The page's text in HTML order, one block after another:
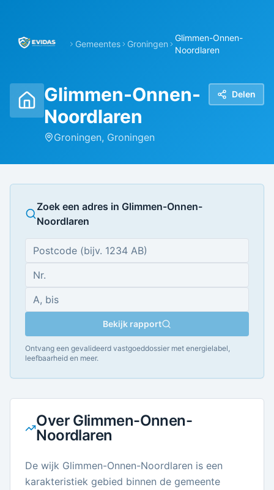
Gemeentes Groningen
Glimmen-Onnen-
Noordlaren
Glimmen-Onnen-
Noordlaren
Groningen, Groningen
Delen
Zoek een adres in Glimmen-Onnen-
Noordlaren
Bekijk rapport
Ontvang een gevalideerd vastgoeddossier met energielabel,
leefbaarheid en meer.
Over Glimmen-Onnen-
Noordlaren
De wijk Glimmen-Onnen-Noordlaren is een
karakteristiek gebied binnen de gemeente